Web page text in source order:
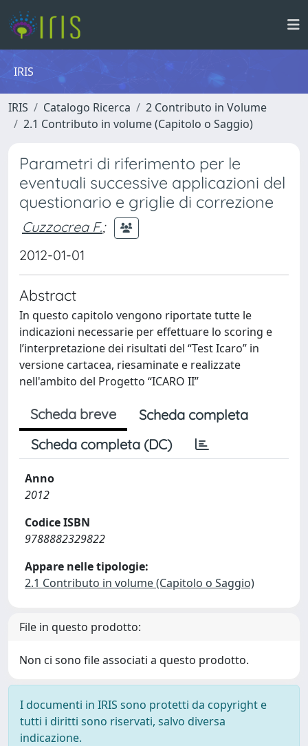
IRIS
IRIS Catalogo Ricerca
2 Contributo in Volume
2.1 Contributo in volume (Capitolo o Saggio)
Parametri di riferimento per le
eventuali successive applicazioni del
questionario e griglie di correzione
Cuzzocrea F.;
2012-01-01
Abstract
In questo capitolo vengono riportate tutte le
indicazioni necessarie per effettuare lo scoring e
l’interpretazione dei risultati del “Test Icaro” in
versione cartacea, riesaminate e realizzate
nell'ambito del Progetto “ICARO II”
Scheda breve
Scheda completa
Scheda completa (DC)
Anno
2012
Codice ISBN
9788882329822
Appare nelle tipologie:
2.1 Contributo in volume (Capitolo o Saggio)
File in questo prodotto:
Non ci sono file associati a questo prodotto.
I documenti in IRIS sono protetti da copyright e
tutti i diritti sono riservati, salvo diversa
indicazione.